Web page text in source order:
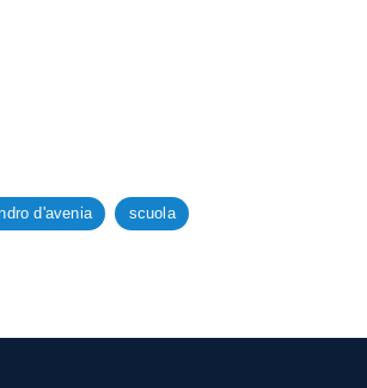
d'avenia scuola